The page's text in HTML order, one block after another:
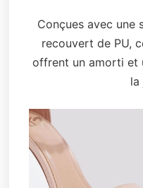
Conçues avec une
recouvert de PU,
offrent un amorti et
la